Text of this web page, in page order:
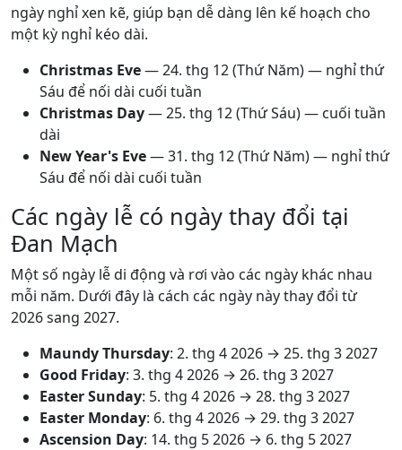
ngày nghỉ xen kẽ, giúp bạn dễ dàng lên kế hoạch cho
một kỳ nghỉ kéo dài.
Christmas Eve—24. thg 12(Thứ Năm) — nghỉ thứ
Sáu để nối dài cuối tuần
Christmas Day—25. thg 12(Thứ Sáu) — cuối tuần
dài
New Year's Eve—31. thg 12(Thứ Năm) — nghỉ thứ
Sáu để nối dài cuối tuần
Các ngày lễ có ngày thay đổi tại
Đan Mạch
Một số ngày lễ di động và rơi vào các ngày khác nhau
mỗi năm. Dưới đây là cách các ngày này thay đổi từ
2026 sang 2027.
Maundy Thursday: 2. thg 4 2026 → 25. thg 3 2027
Good Friday: 3. thg 4 2026 → 26. thg 3 2027
Easter Sunday: 5. thg 4 2026 → 28. thg 3 2027
Easter Monday: 6. thg 4 2026 → 29. thg 3 2027
Ascension Day: 14. thg 5 2026 → 6. thg 5 2027